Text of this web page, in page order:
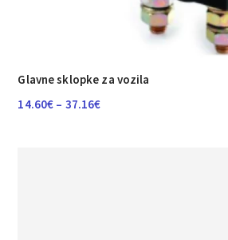
Glavne sklopke za vozila
14.60€ – 37.16€Raspon